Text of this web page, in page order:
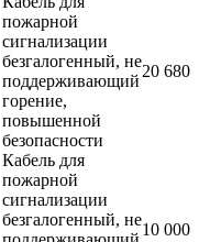
пожарной
сигнализации
безгалогенный, не
поддерживающий
горение,
повышенной
безопасности
20 680
Кабель для
пожарной
сигнализации
безгалогенный, не
10 000